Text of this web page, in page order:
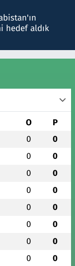
hedef aldık
O P
0 0
0 0
0 0
0 0
0 0
0 0
0 0
0 0